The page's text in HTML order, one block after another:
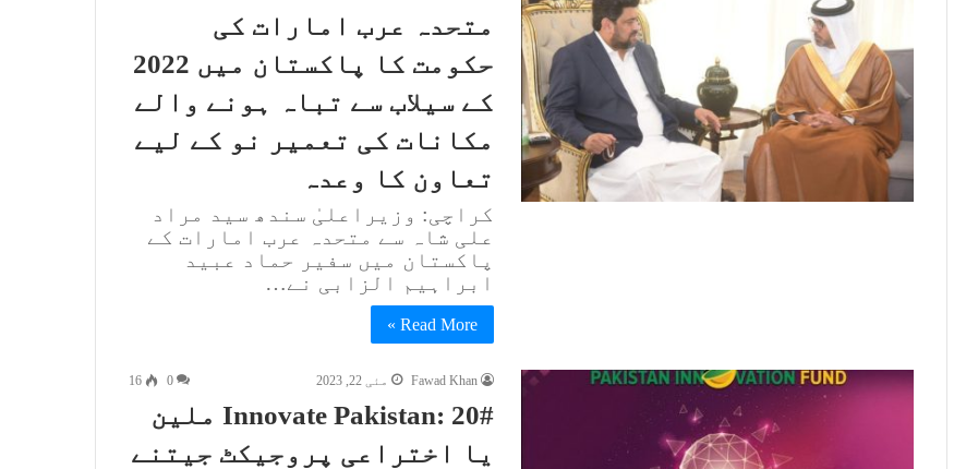
متحدہ عرب امارات کی
حکومت کا پاکستان میں 2022
کے سیلاب سے تباہ ہونے والے
مکانات کی تعمیر نو کے لیے
تعاون کا وعدہ
کراچی: وزیراعلیٰ سندھ سید مراد
علی شاہ سے متحدہ عرب امارات کے
پاکستان میں سفیر حماد عبید
ابراہیم الزابی نے…
Read More »
Fawad Khan مئی 22, 2023 0
16
#Innovate Pakistan: 20 ملین
یا اختراعی پروجیکٹ جیتنے